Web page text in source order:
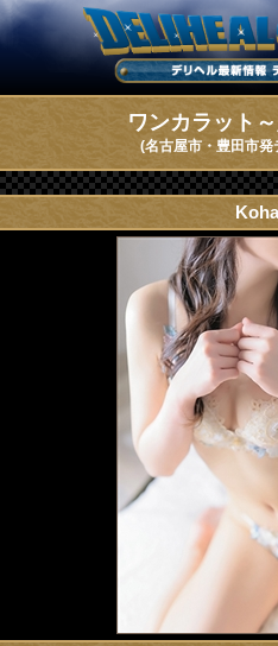
ワンカラット
(名古屋市・豊田市